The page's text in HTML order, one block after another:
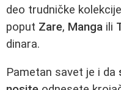
deo trudničke
poput Zare, Manga ili
dinara.
Pametan savet je i da